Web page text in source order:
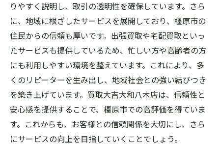
りやすく説明し、取引の透明性を確保しています。さら
に、地域に根ざしたサービスを展開しており、橿原市の
住民からの信頼も厚いです。出張買取や宅配買取といっ
たサービスも提供しているため、忙しい方や高齢者の方
にも利用しやすい環境を整えています。これにより、多
くのリピーターを生み出し、地域社会との強い結びつき
を築き上げています。買取大吉大和八木店は、信頼性と
安心感を提供することで、橿原市での高評価を得ていま
す。これからも、お客様との信頼関係を大切にし、さら
にサービスの向上を目指していくことでしょう。